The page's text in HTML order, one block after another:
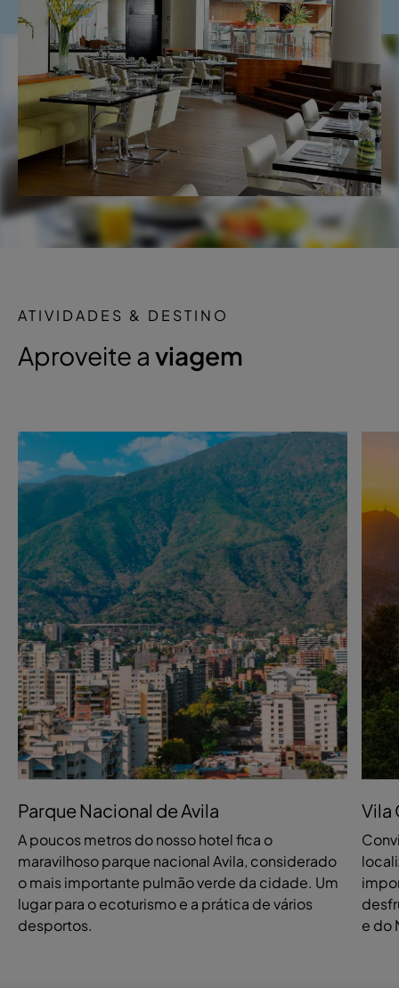
ATIVIDADES & DESTINO
Aproveite a viagem
Parque Nacional de Avila
A poucos metros do nosso hotel fica o
maravilhoso parque nacional Avila, considerado
o mais importante pulmão verde da cidade. Um
lugar para o ecoturismo e a prática de vários
desportos.
Vila
e do